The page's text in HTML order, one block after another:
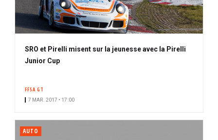
SRO et Pirelli misent sur la jeunesse avec la Pirelli
Junior Cup
FFSA GT
7 MAR. 2017 • 17:00
AUTO